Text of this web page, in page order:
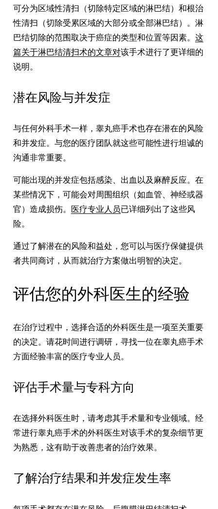
可分为区域性清扫（切除特定区域的淋巴结）和根治
性清扫（切除受累区域的大部分或全部淋巴结）。淋
巴结切除的范围取决于癌症的类型和位置等因素。 这
篇关于淋巴结清扫术的文章对该手术进行了更详细的
说明。
潜在风险与并发症
与任何外科手术一样，睾丸癌手术也存在潜在的风险
和并发症。与您的医疗团队就这些可能性进行坦诚的
沟通非常重要。
可能出现的并发症包括感染、出血以及麻醉反应。在
某些情况下，可能会对周围组织（如血管、神经或器
官）造成损伤。 医疗专业人员已详细列出了这些风
险。
通过了解潜在的风险和益处，您可以与医疗保健提供
者共同商讨，从而就治疗方案做出明智的决定。
评估您的外科医生的经验
在治疗过程中，选择合适的外科医生是一项至关重要
的决定。请花时间进行调研，寻找一位在睾丸癌手术
方面经验丰富的医疗专业人员。
评估手术量与专科方向
在选择外科医生时，请考虑其手术量和专业领域。经
常进行睾丸癌手术的外科医生对该手术的复杂细节更
为熟悉，这有助于改善患者的治疗效果。
了解治疗结果和并发症发生率